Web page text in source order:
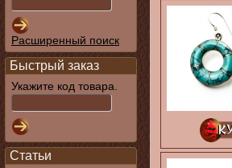
Расширенный поиск
Быстрый заказ
Укажите код товара.
Статьи